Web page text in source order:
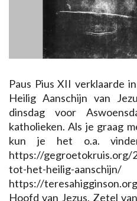
Paus Pius XII verklaarde
Heilig Aanschijn van
dinsdag voor
katholieken. Als je graag
kun je het o.a.
https://gegroetokruis.org/
tot-het-heilig-
https://
Hoofd van Jezus, Zetel